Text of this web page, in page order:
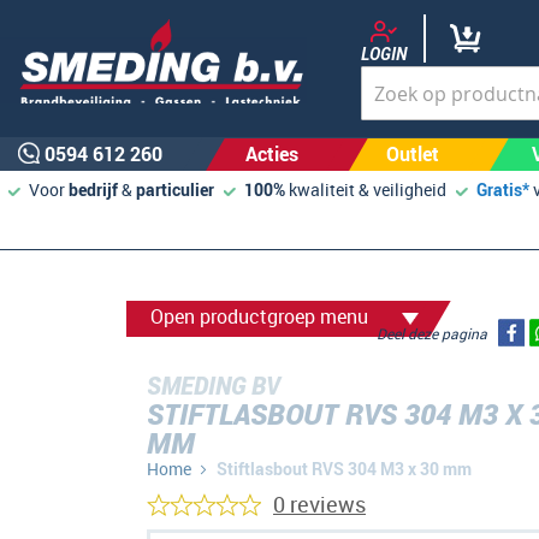
LOGIN
0594 612 260 Acties Outlet
Voorbedrijf&particulier 100% kwaliteit & veiligheid Gratis*
Open productgroep menu
SMEDING BV
STIFTLASBOUT RVS 304 M3 X
MM
Home Stiftlasbout RVS 304 M3 x 30 mm
Deel deze pagina
0 reviews